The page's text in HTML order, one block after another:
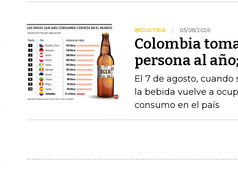
INDUSTRIA 03/08/2026
Colombia
persona al
El 7 de agosto, cuando
la bebida vuelve a
consumo en el país